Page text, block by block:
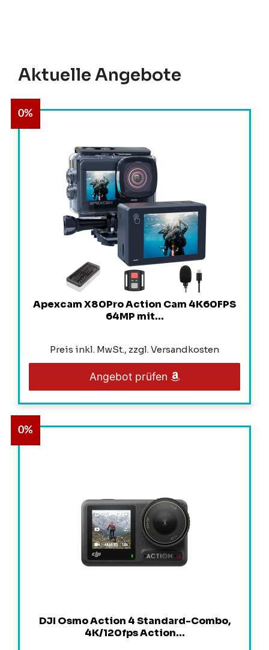
Aktuelle Angebote
0%
Apexcam X80Pro Action Cam 4K60FPS
64MP mit...
Preis inkl. MwSt., zzgl. Versandkosten
Angebot prüfen
0%
DJI Osmo Action 4 Standard-Combo,
4K/120fps Action...